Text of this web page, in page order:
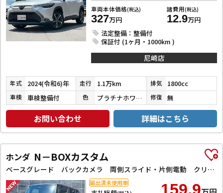
車両本体価格(税込)
327万円
諸費用(税込)
12.9万円
法定整備：整備付
保証付 (1ヶ月・1000km )
尼崎店
年式 2024(令和6)年 走行 1.1万km 排気 1800cc
車検 車検整備付 色 プラチナホワイトパールマイカ／アティチュードブラックマイカ 修復 無
お問い合わせ 詳細はこちら
ホンダ N－BOXカスタム
ベースグレード バックカメラ 両側スライド・片側電動 クリアランスソナー レーンアシスト オートライト スマートキー 電動格納ミラー CVT ESC USB チップアップシート アルミホイール エアコン
届出済未使用車